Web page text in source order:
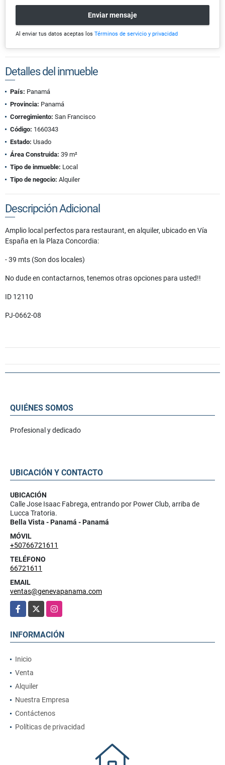
Enviar mensaje
Al enviar tus datos aceptas los Términos de servicio y privacidad
Detalles del inmueble
País: Panamá
Provincia: Panamá
Corregimiento: San Francisco
Código: 1660343
Estado: Usado
Área Construida: 39 m²
Tipo de inmueble: Local
Tipo de negocio: Alquiler
Descripción Adicional
Amplio local perfectos para restaurant, en alquiler, ubicado en Vía
España en la Plaza Concordia:
- 39 mts (Son dos locales)
No dude en contactarnos, tenemos otras opciones para usted!!
ID 12110
PJ-0662-08
QUIÉNES SOMOS
Profesional y dedicado
UBICACIÓN Y CONTACTO
UBICACIÓN
Calle Jose Isaac Fabrega, entrando por Power Club, arriba de
Lucca Tratoria.
Bella Vista - Panamá - Panamá
MÓVIL
+50766721611
TELÉFONO
66721611
EMAIL
ventas@genevapanama.com
Facebook
Instagram
INFORMACIÓN
Inicio
Venta
Alquiler
Nuestra Empresa
Contáctenos
Políticas de privacidad